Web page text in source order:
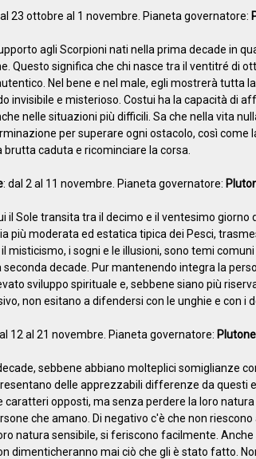
23 ottobre al 1 novembre. Pianeta governatore:
agli Scorpioni nati nella prima decade in
Questo significa che chi nasce tra il ventitré di
Nel bene e nel male, egli mostrerà tutta
invisibile e misterioso. Costui ha la capacità di
nelle situazioni più difficili. Sa che nella vita
per superare ogni ostacolo, così come
caduta e ricominciare la corsa.
: dal 2 al 11 novembre. Pianeta governatore:
il Sole transita tra il decimo e il ventesimo giorno
più moderata ed estatica tipica dei Pesci,
misticismo, i sogni e le illusioni, sono temi
decade. Pur mantenendo integra la
sviluppo spirituale e, sebbene siano più
non esitano a difendersi con le unghie e con i
12 al 21 novembre. Pianeta governatore: Plutone
sebbene abbiano molteplici somiglianze
delle apprezzabili differenze da questi
opposti, ma senza perdere la loro
che amano. Di negativo c'è che non
natura sensibile, si feriscono facilmente.
dimenticheranno mai ciò che gli è stato fatto.